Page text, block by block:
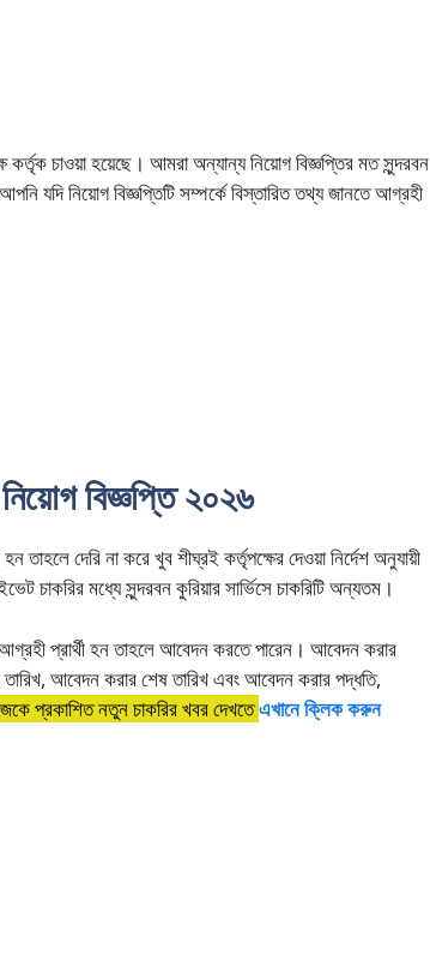
চাওয়া হয়েছে। আমরা অন্যান্য নিয়োগ বিজ্ঞপ্তির মত সুন্দরবন
যদি নিয়োগ বিজ্ঞপ্তিটি সম্পর্কে বিস্তারিত তথ্য জানতে আগ্রহী
নিয়োগ বিজ্ঞপ্তি ২০২৬
দেরি না করে খুব শীঘ্রই কর্তৃপক্ষের দেওয়া নির্দেশ অনুযায়ী
চাকরির মধ্যে সুন্দরবন কুরিয়ার সার্ভিসে চাকরিটি অন্যতম।
প্রার্থী হন তাহলে আবেদন করতে পারেন। আবেদন করার
আবেদন করার শেষ তারিখ এবং আবেদন করার পদ্ধতি,
প্রকাশিত নতুন চাকরির খবর দেখতেএখানে ক্লিক করুন